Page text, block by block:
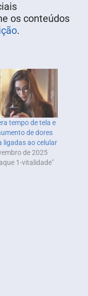
os conteúdos
.
tempo de tela e
de dores
ligadas ao celular
de 2025
1-vitalidade"